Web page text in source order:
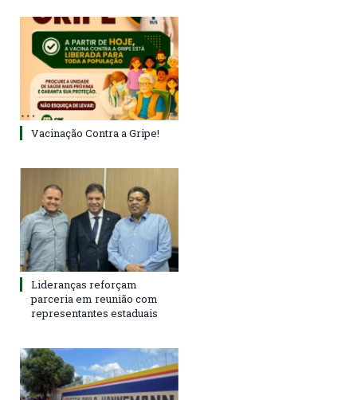
Vacinação Contra a Gripe!
Lideranças reforçam
parceria em reunião com
representantes estaduais